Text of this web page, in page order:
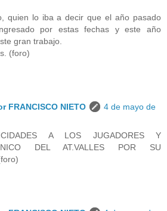
quien lo iba a decir que el año pasado
por estas fechas y este año
gran trabajo.
(foro)
FRANCISCO NIETO
4 de mayo de
A LOS JUGADORES Y
DEL AT.VALLES POR SU